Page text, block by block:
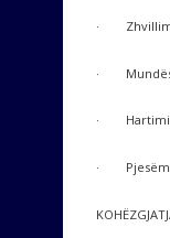
·
· Mundësi
· Hartimin
·